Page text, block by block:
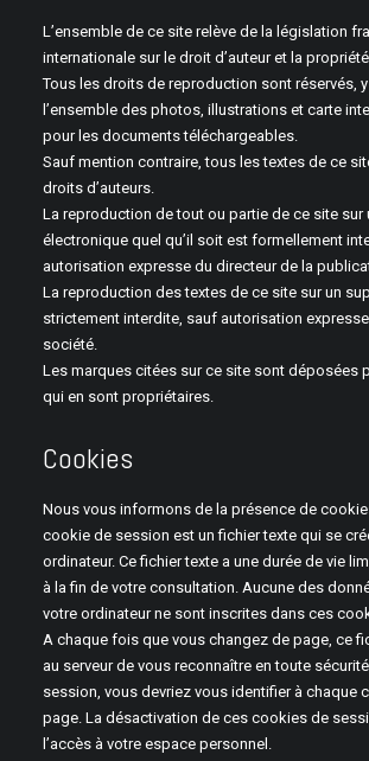
L’ensemble de ce site relève de la législation
internationale sur le droit d’auteur et la
Tous les droits de reproduction sont réservés,
l’ensemble des photos, illustrations et carte
pour les documents téléchargeables.
Sauf mention contraire, tous les textes de ce
droits d’auteurs.
La reproduction de tout ou partie de ce site sur
électronique quel qu’il soit est formellement
autorisation expresse du directeur de la
La reproduction des textes de ce site sur un
strictement interdite, sauf autorisation
société.
Les marques citées sur ce site sont déposées
qui en sont propriétaires.
Cookies
Nous vous informons de la présence de
cookie de session est un fichier texte qui se
ordinateur. Ce fichier texte a une durée de vie
à la fin de votre consultation. Aucune des
votre ordinateur ne sont inscrites dans ces
A chaque fois que vous changez de page, ce
au serveur de vous reconnaître en toute
session, vous devriez vous identifier à chaque
page. La désactivation de ces cookies de
l’accès à votre espace personnel.